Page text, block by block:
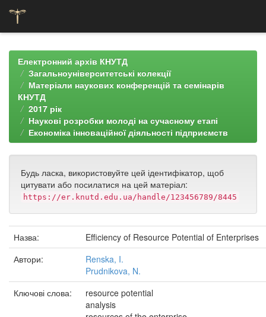
navigationЕлектронний архів КНУТД
Загальноуніверситетські колекції
Матеріали наукових конференцій та семінарів
КНУТД
2017 рік
Наукові розробки молоді на сучасному етапі
Економіка інноваційної діяльності підприємств
Будь ласка, використовуйте цей ідентифікатор, щоб
цитувати або посилатися на цей матеріал:
https://er.knutd.edu.ua/handle/123456789/8445
Назва:
Efficiency of Resource Potential of Enterprises
Автори:
Renska, I.
Prudnikova, N.
Ключові слова:
resource potential
analysis